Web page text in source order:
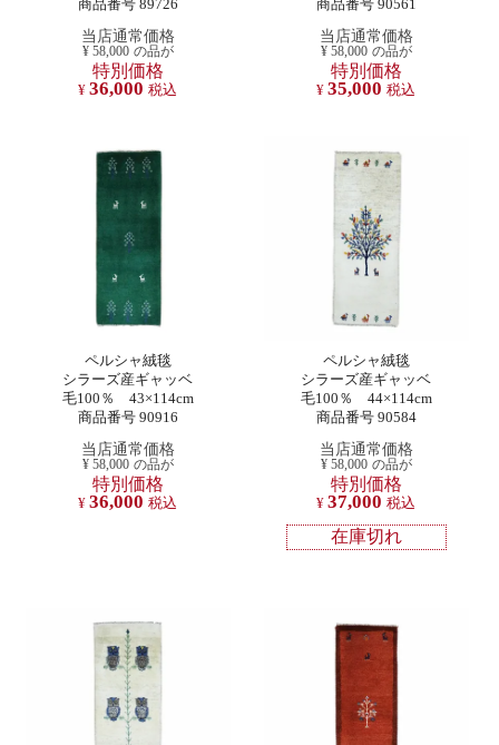
商品番号 89726
当店通常価格
¥ 58,000 の品が
特別価格
¥ 36,000 税込
商品番号 90561
当店通常価格
¥ 58,000 の品が
特別価格
¥ 35,000 税込
ペルシャ絨毯
シラーズ産ギャッベ
毛100％ 43×114cm
商品番号 90916
当店通常価格
¥ 58,000 の品が
特別価格
¥ 36,000 税込
ペルシャ絨毯
シラーズ産ギャッベ
毛100％ 44×114cm
商品番号 90584
当店通常価格
¥ 58,000 の品が
特別価格
¥ 37,000 税込
在庫切れ